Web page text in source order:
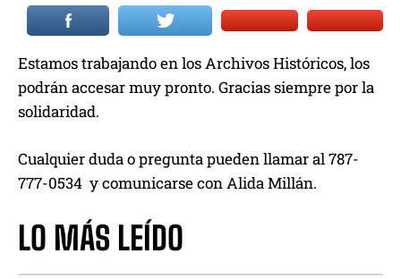
Estamos trabajando en los Archivos Históricos, los
podrán accesar muy pronto. Gracias siempre por la
solidaridad.
Cualquier duda o pregunta pueden llamar al 787-
777-0534 y comunicarse con Alida Millán.
LO MÁS LEÍDO